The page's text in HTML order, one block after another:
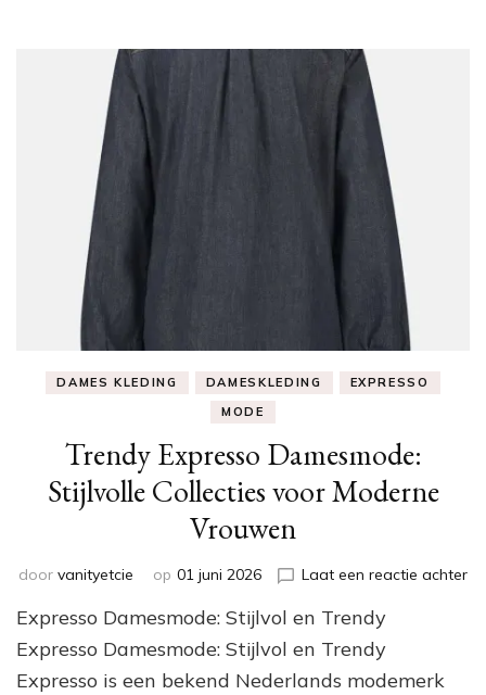
DAMES KLEDING DAMESKLEDING
EXPRESSO
MODE
Trendy Expresso Damesmode:
Stijlvolle Collecties voor Moderne
Vrouwen
door vanityetcie op 01 juni 2026 Laat een reactie achterop
Expresso Damesmode: Stijlvol en Trendy
Expresso Damesmode: Stijlvol en Trendy
Expresso is een bekend Nederlands modemerk